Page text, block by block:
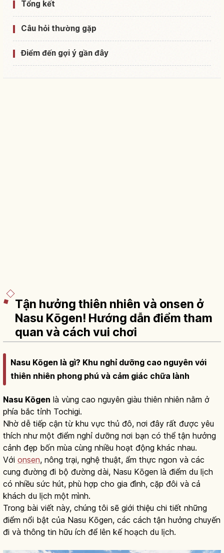
Tổng kết
Câu hỏi thường gặp
Điểm đến gợi ý gần đây
Tận hưởng thiên nhiên và onsen ở
Nasu Kōgen! Hướng dẫn điểm tham
quan và cách vui chơi
Nasu Kōgen là gì? Khu nghỉ dưỡng cao nguyên với
thiên nhiên phong phú và cảm giác chữa lành
Nasu Kōgen là vùng cao nguyên giàu thiên nhiên nằm ở
phía bắc tỉnh Tochigi.
Nhờ dễ tiếp cận từ khu vực thủ đô, nơi đây rất được yêu
thích như một điểm nghỉ dưỡng nơi bạn có thể tận hưởng
cảnh đẹp bốn mùa cùng nhiều hoạt động khác nhau.
Với onsen, nông trại, nghệ thuật, ẩm thực ngon và các
cung đường đi bộ đường dài, Nasu Kōgen là điểm du lịch
có nhiều sức hút, phù hợp cho gia đình, cặp đôi và cả
khách du lịch một mình.
Trong bài viết này, chúng tôi sẽ giới thiệu chi tiết những
điểm nổi bật của Nasu Kōgen, các cách tận hưởng chuyến
đi và thông tin hữu ích để lên kế hoạch du lịch.